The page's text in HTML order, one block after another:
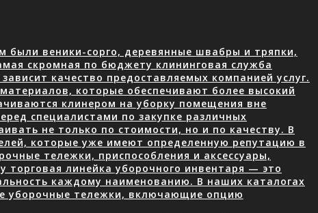
веники-сорго, деревянные швабры и тряпки,
скромная по бюджету клининговая служба
качество предоставляемых компанией услуг.
которые обеспечивают более высокий
клинером на уборку помещения вне
специалистами по закупке различных
не только по стоимости, но и по качеству. В
которые уже имеют определенную репутацию в
тележки, приспособления и аксессуары,
линейка уборочного инвентаря — это
каждому наименованию. В наших каталогах
уборочные тележки, включающие опцию